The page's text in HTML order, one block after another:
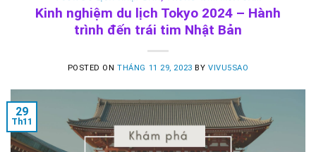
Kinh nghiệm du lịch Tokyo 2024 – Hành
trình đến trái tim Nhật Bản
POSTED ONTHÁNG 11 29, 2023 BY VIVU5SAO
29
Th11